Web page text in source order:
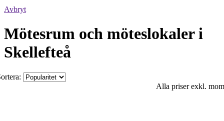
Avbryt
Mötesrum och möteslokaler i
Skellefteå
Alla priser exkl.